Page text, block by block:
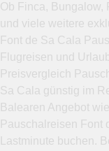
Ob Finca, Bungalow,
und viele weitere
Font de Sa Cala
Flugreisen und
Preisvergleich
Sa Cala günstig im
Balearen Angebot
Pauschalreisen Font
Lastminute buchen.